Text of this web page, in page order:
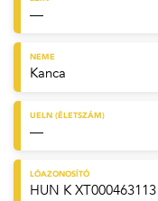
—
NEME
Kanca
UELN (ÉLETSZÁM)
—
LÓAZONOSÍTÓ
HUN K XT000463113